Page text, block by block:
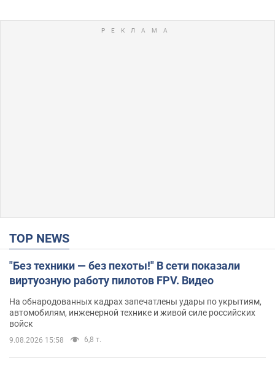
TOP NEWS
"Без техники — без пехоты!" В сети показали
виртуозную работу пилотов FPV. Видео
На обнародованных кадрах запечатлены удары по укрытиям,
автомобилям, инженерной технике и живой силе российских
войск
9.08.2026 15:58 6,8 т.